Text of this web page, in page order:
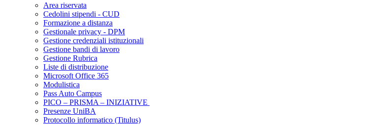
Area riservata
Cedolini stipendi - CUD
Formazione a distanza
Gestionale privacy - DPM
Gestione credenziali istituzionali
Gestione bandi di lavoro
Gestione Rubrica
Liste di distribuzione
Microsoft Office 365
Modulistica
Pass Auto Campus
PICO – PRISMA – INIZIATIVE
Presenze UniBA
Protocollo informatico (Titulus)